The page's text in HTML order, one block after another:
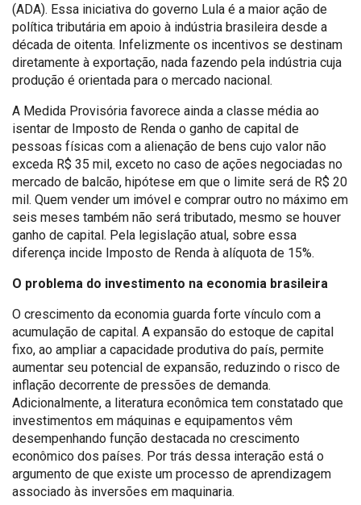
(ADA). Essa iniciativa do governo Lula é a maior ação de
política tributária em apoio à indústria brasileira desde a
década de oitenta. Infelizmente os incentivos se destinam
diretamente à exportação, nada fazendo pela indústria cuja
produção é orientada para o mercado nacional.
A Medida Provisória favorece ainda a classe média ao
isentar de Imposto de Renda o ganho de capital de
pessoas físicas com a alienação de bens cujo valor não
exceda R$ 35 mil, exceto no caso de ações negociadas no
mercado de balcão, hipótese em que o limite será de R$ 20
mil. Quem vender um imóvel e comprar outro no máximo em
seis meses também não será tributado, mesmo se houver
ganho de capital. Pela legislação atual, sobre essa
diferença incide Imposto de Renda à alíquota de 15%.
O problema do investimento na economia brasileira
O crescimento da economia guarda forte vínculo com a
acumulação de capital. A expansão do estoque de capital
fixo, ao ampliar a capacidade produtiva do país, permite
aumentar seu potencial de expansão, reduzindo o risco de
inflação decorrente de pressões de demanda.
Adicionalmente, a literatura econômica tem constatado que
investimentos em máquinas e equipamentos vêm
desempenhando função destacada no crescimento
econômico dos países. Por trás dessa interação está o
argumento de que existe um processo de aprendizagem
associado às inversões em maquinaria.